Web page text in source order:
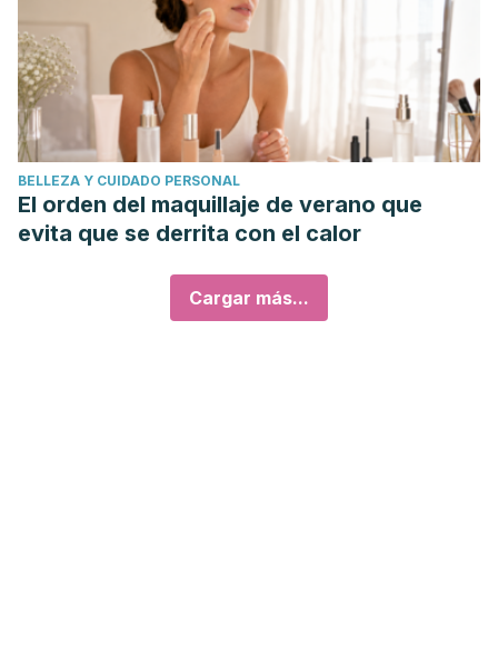
BELLEZA Y CUIDADO PERSONAL
El orden del maquillaje de verano que
evita que se derrita con el calor
Cargar más...